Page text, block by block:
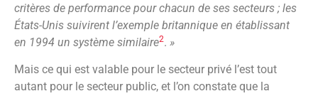
critères de performance pour chacun de ses secteurs ; les
États-Unis suivirent l’exemple britannique en établissant
en 1994 un système similaire2. »
Mais ce qui est valable pour le secteur privé l’est tout
autant pour le secteur public, et l’on constate que la